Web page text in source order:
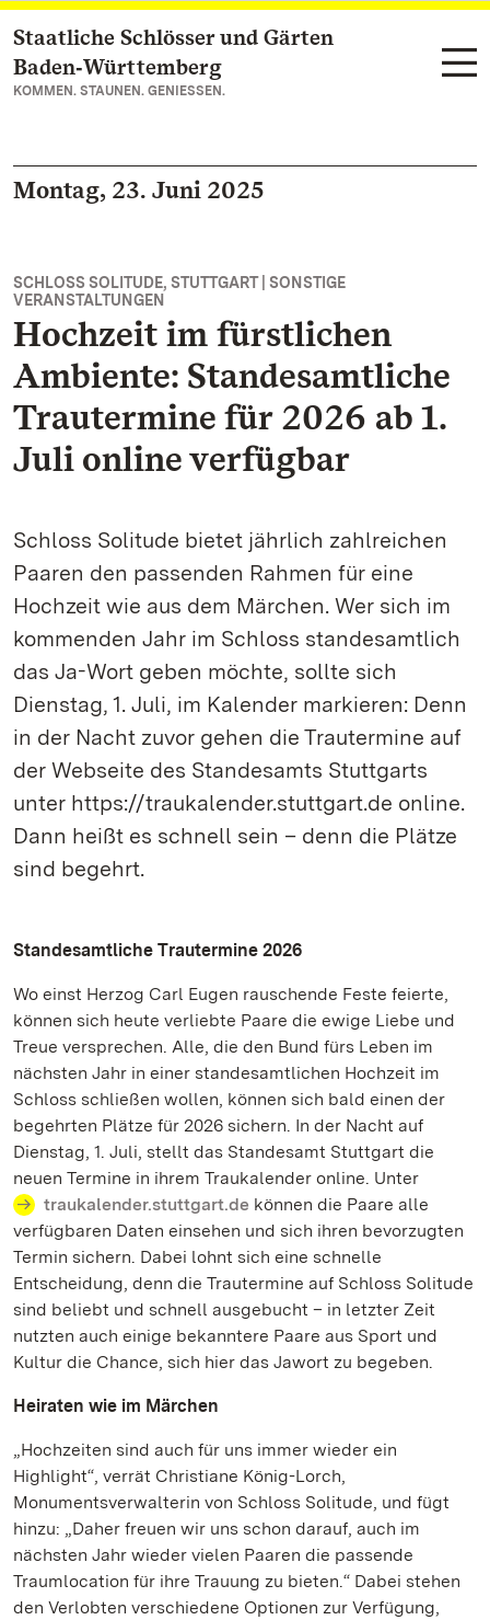
Zum Hauptinhalt springen
Staatliche Schlösser und Gärten
Baden‑Württemberg
KOMMEN. STAUNEN. GENIESSEN.
Montag, 23. Juni 2025
SCHLOSS SOLITUDE, STUTTGART | SONSTIGE
VERANSTALTUNGEN
Hochzeit im fürstlichen
Ambiente: Standesamtliche
Trautermine für 2026 ab 1.
Juli online verfügbar
Schloss Solitude bietet jährlich zahlreichen
Paaren den passenden Rahmen für eine
Hochzeit wie aus dem Märchen. Wer sich im
kommenden Jahr im Schloss standesamtlich
das Ja-Wort geben möchte, sollte sich
Dienstag, 1. Juli, im Kalender markieren: Denn
in der Nacht zuvor gehen die Trautermine auf
der Webseite des Standesamts Stuttgarts
unter https://traukalender.stuttgart.de online.
Dann heißt es schnell sein – denn die Plätze
sind begehrt.
Standesamtliche Trautermine 2026
Wo einst Herzog Carl Eugen rauschende Feste feierte,
können sich heute verliebte Paare die ewige Liebe und
Treue versprechen. Alle, die den Bund fürs Leben im
nächsten Jahr in einer standesamtlichen Hochzeit im
Schloss schließen wollen, können sich bald einen der
begehrten Plätze für 2026 sichern. In der Nacht auf
Dienstag, 1. Juli, stellt das Standesamt Stuttgart die
neuen Termine in ihrem Traukalender online. Unter
traukalender.stuttgart.de können die Paare alle
verfügbaren Daten einsehen und sich ihren bevorzugten
Termin sichern. Dabei lohnt sich eine schnelle
Entscheidung, denn die Trautermine auf Schloss Solitude
sind beliebt und schnell ausgebucht – in letzter Zeit
nutzten auch einige bekanntere Paare aus Sport und
Kultur die Chance, sich hier das Jawort zu begeben.
Heiraten wie im Märchen
„Hochzeiten sind auch für uns immer wieder ein
Highlight“, verrät Christiane König-Lorch,
Monumentsverwalterin von Schloss Solitude, und fügt
hinzu: „Daher freuen wir uns schon darauf, auch im
nächsten Jahr wieder vielen Paaren die passende
Traumlocation für ihre Trauung zu bieten.“ Dabei stehen
den Verlobten verschiedene Optionen zur Verfügung,